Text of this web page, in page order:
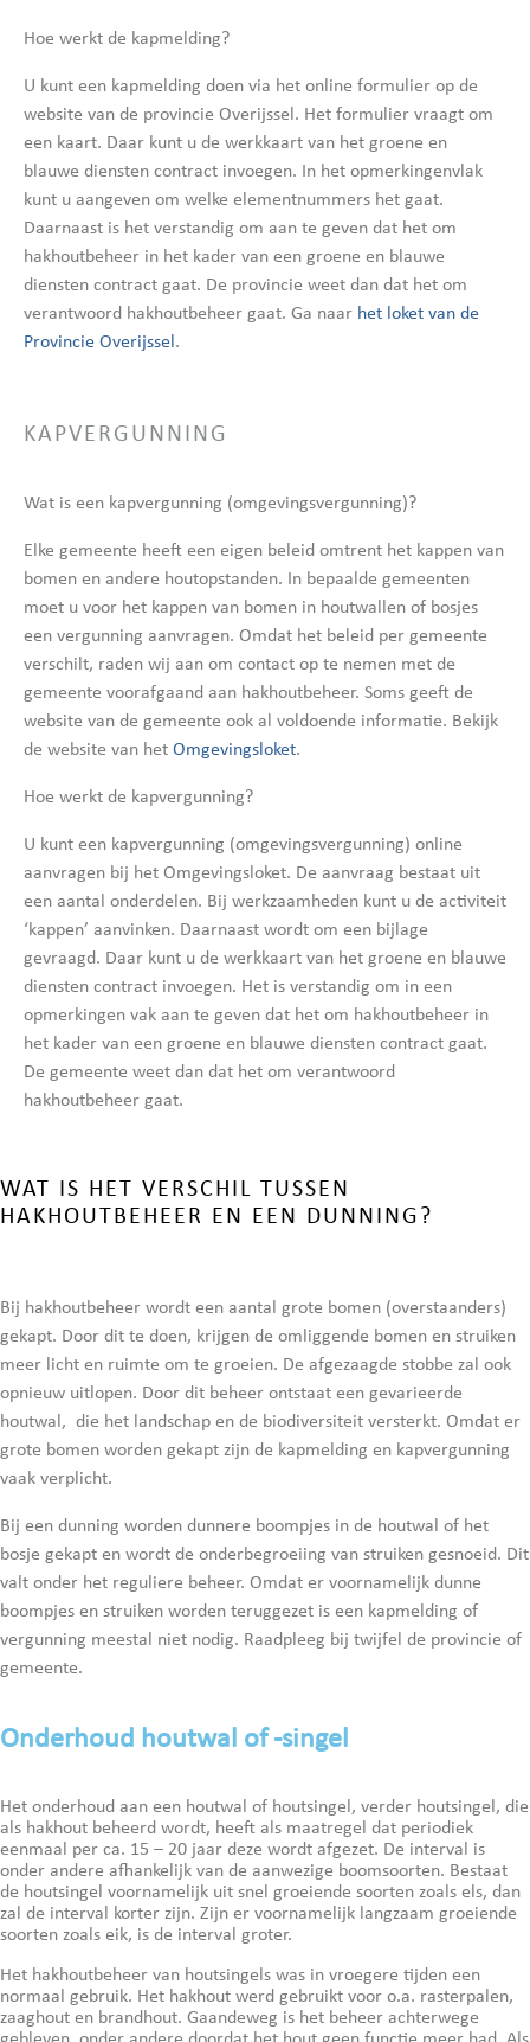
Hoe werkt de kapmelding?
U kunt een kapmelding doen via het online formulier op de
website van de provincie Overijssel. Het formulier vraagt om
een kaart. Daar kunt u de werkkaart van het groene en
blauwe diensten contract invoegen. In het opmerkingenvlak
kunt u aangeven om welke elementnummers het gaat.
Daarnaast is het verstandig om aan te geven dat het om
hakhoutbeheer in het kader van een groene en blauwe
diensten contract gaat. De provincie weet dan dat het om
verantwoord hakhoutbeheer gaat. Ga naar het loket van de
Provincie Overijssel .
KAPVERGUNNING
Wat is een kapvergunning (omgevingsvergunning)?
Elke gemeente heeft een eigen beleid omtrent het kappen van
bomen en andere houtopstanden. In bepaalde gemeenten
moet u voor het kappen van bomen in houtwallen of bosjes
een vergunning aanvragen. Omdat het beleid per gemeente
verschilt, raden wij aan om contact op te nemen met de
gemeente voorafgaand aan hakhoutbeheer. Soms geeft de
website van de gemeente ook al voldoende informatie. Bekijk
de website van het Omgevingsloket.
Hoe werkt de kapvergunning?
U kunt een kapvergunning (omgevingsvergunning) online
aanvragen bij het Omgevingsloket. De aanvraag bestaat uit
een aantal onderdelen. Bij werkzaamheden kunt u de activiteit
‘kappen’ aanvinken. Daarnaast wordt om een bijlage
gevraagd. Daar kunt u de werkkaart van het groene en blauwe
diensten contract invoegen. Het is verstandig om in een
opmerkingen vak aan te geven dat het om hakhoutbeheer in
het kader van een groene en blauwe diensten contract gaat.
De gemeente weet dan dat het om verantwoord
hakhoutbeheer gaat.
WAT IS HET VERSCHIL TUSSEN
HAKHOUTBEHEER EN EEN DUNNING?
Bij hakhoutbeheer wordt een aantal grote bomen (overstaanders)
gekapt. Door dit te doen, krijgen de omliggende bomen en struiken
meer licht en ruimte om te groeien. De afgezaagde stobbe zal ook
opnieuw uitlopen. Door dit beheer ontstaat een gevarieerde
houtwal, die het landschap en de biodiversiteit versterkt. Omdat er
grote bomen worden gekapt zijn de kapmelding en kapvergunning
vaak verplicht.
Bij een dunning worden dunnere boompjes in de houtwal of het
bosje gekapt en wordt de onderbegroeiing van struiken gesnoeid. Dit
valt onder het reguliere beheer. Omdat er voornamelijk dunne
boompjes en struiken worden teruggezet is een kapmelding of
vergunning meestal niet nodig. Raadpleeg bij twijfel de provincie of
gemeente.
Onderhoud houtwal of -singel
Het onderhoud aan een houtwal of houtsingel, verder houtsingel, die
als hakhout beheerd wordt, heeft als maatregel dat periodiek
eenmaal per ca. 15 – 20 jaar deze wordt afgezet. De interval is
onder andere afhankelijk van de aanwezige boomsoorten. Bestaat
de houtsingel voornamelijk uit snel groeiende soorten zoals els, dan
zal de interval korter zijn. Zijn er voornamelijk langzaam groeiende
soorten zoals eik, is de interval groter.
Het hakhoutbeheer van houtsingels was in vroegere tijden een
normaal gebruik. Het hakhout werd gebruikt voor o.a. rasterpalen,
zaaghout en brandhout. Gaandeweg is het beheer achterwege